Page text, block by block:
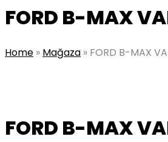
FORD B-MAX
Home » Mağaza » FORD B-MAX
FORD B-MAX